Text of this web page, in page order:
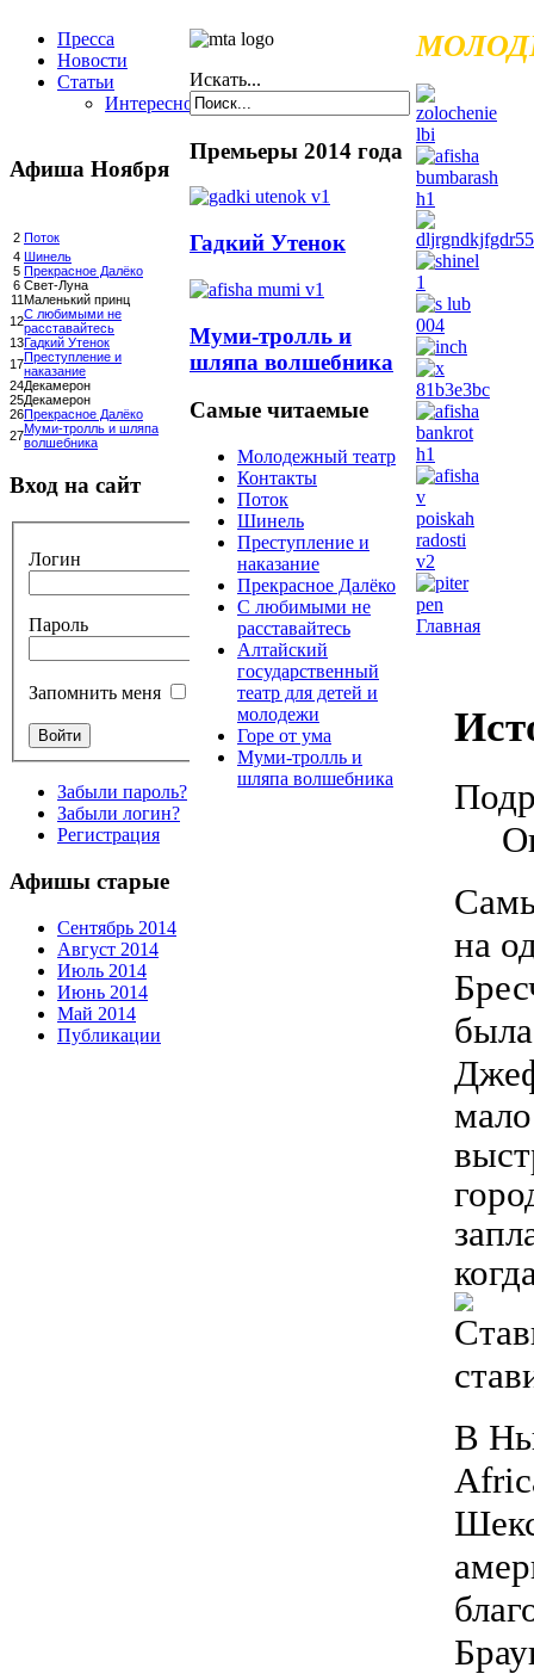
Пресса
Новости
Статьи
Интересное
Афиша Ноября
2 Поток
4 Шинель
5 Прекрасное Далёко
6 Свет-Луна
11Маленький принц
12С любимыми не
расставайтесь
13Гадкий Утенок
17Преступление и
наказание
24Декамерон
25Декамерон
26Прекрасное Далёко
27Муми-тролль и шляпа
волшебника
Вход на сайт
Логин
Пароль
Запомнить меня
Забыли пароль?
Забыли логин?
Регистрация
Афишы старые
Сентябрь 2014
Август 2014
Июль 2014
Июнь 2014
Май 2014
Публикации
Искать...
Премьеры 2014 года
Гадкий Утенок
Муми-тролль и
шляпа волшебника
Самые читаемые
Молодежный театр
Контакты
Поток
Шинель
Преступление и
наказание
Прекрасное Далёко
С любимыми не
расставайтесь
Алтайский
государственный
театр для детей и
молодежи
Горе от ума
Муми-тролль и
шляпа волшебника
Главная
на
В